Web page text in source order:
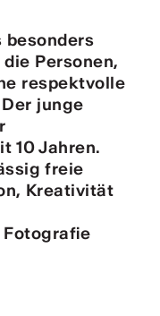
besonders
Personen,
respektvolle
junge
10 Jahren.
freie
Kreativität